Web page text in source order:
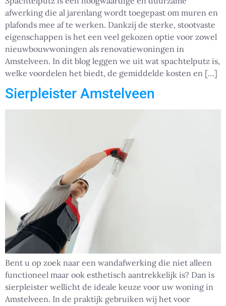
afwerking die al jarenlang wordt toegepast om muren en
plafonds mee af te werken. Dankzij de sterke, stootvaste
eigenschappen is het een veel gekozen optie voor zowel
nieuwbouwwoningen als renovatiewoningen in
Amstelveen. In dit blog leggen we uit wat spachtelputz is,
welke voordelen het biedt, de gemiddelde kosten en […]
Sierpleister Amstelveen
Bent u op zoek naar een wandafwerking die niet alleen
functioneel maar ook esthetisch aantrekkelijk is? Dan is
sierpleister wellicht de ideale keuze voor uw woning in
Amstelveen. In de praktijk gebruiken wij het voor